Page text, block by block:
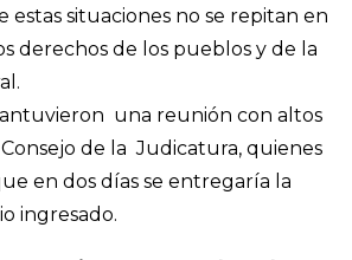
estas situaciones no se repitan en
derechos de los pueblos y de la
una reunión con altos
de la Judicatura, quienes
en dos días se entregaría la
ingresado.